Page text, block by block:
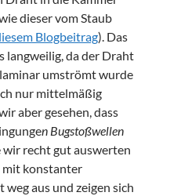
dieser vom Staub
Blogbeitrag). Das
langweilig, da der Draht
umströmt wurde
nur mittelmäßig
aber gesehen, dass
n Bugstoßwellen
wir recht gut auswerten
mit konstanter
aus und zeigen sich